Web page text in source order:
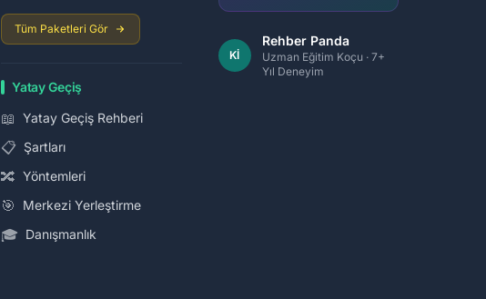
Tüm Paketleri Gör
Yatay Geçiş
📖 Yatay Geçiş Rehberi
📋 Şartları
🔀 Yöntemleri
🎯 Merkezi Yerleştirme
🎓 Danışmanlık
Kİ
Rehber Panda
Uzman Eğitim Koçu · 7+
Yıl Deneyim